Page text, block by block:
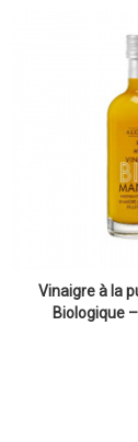
Vinaigre à la
Biologique